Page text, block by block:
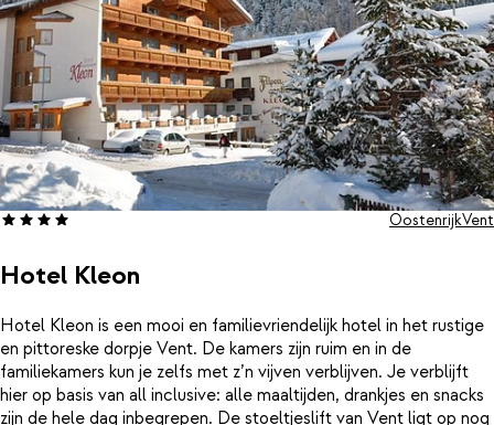
Hotel Kleon
OostenrijkVent
Hotel Kleon is een mooi en familievriendelijk hotel in het rustige
en pittoreske dorpje Vent. De kamers zijn ruim en in de
familiekamers kun je zelfs met z’n vijven verblijven. Je verblijft
hier op basis van all inclusive: alle maaltijden, drankjes en snacks
zijn de hele dag inbegrepen. De stoeltjeslift van Vent ligt op nog